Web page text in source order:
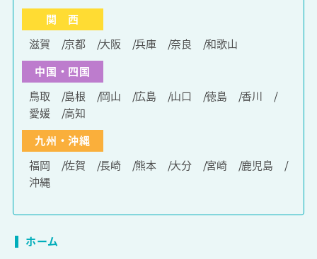
関 西
滋賀
京都 大阪 兵庫 奈良
和歌山
中国・四国
鳥取
島根 岡山 広島 山口 徳島
香川
愛媛
高知
九州・沖縄
福岡
佐賀 長崎 熊本 大分 宮崎
鹿児島
沖縄
ホーム